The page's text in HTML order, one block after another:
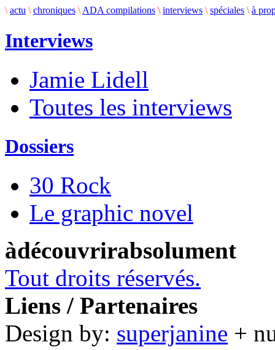
\ actu \ chroniques \ ADA compilations \ interviews \ spéciales \ à
Interviews
Jamie Lidell
Toutes les interviews
Dossiers
30 Rock
Le graphic novel
àdécouvrirabsolument
Tout droits réservés.
Liens / Partenaires
Design by: superjanine +